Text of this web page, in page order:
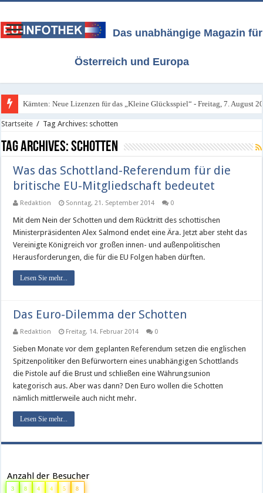
Das unabhängige Magazin für
Österreich und Europa
Kärnten: Neue Lizenzen für das „Kleine Glücksspiel“ - Freitag, 7. August
Startseite / Tag Archives: schotten
Tag Archives:schotten
Was das Schottland-Referendum für die
britische EU-Mitgliedschaft bedeutet
Redaktion Sonntag, 21. September 2014 0
Mit dem Nein der Schotten und dem Rücktritt des schottischen
Ministerpräsidenten Alex Salmond endet eine Ära. Jetzt aber steht das
Vereinigte Königreich vor großen innen- und außenpolitischen
Herausforderungen, die für die EU Folgen haben dürften.
Lesen Sie mehr...
Das Euro-Dilemma der Schotten
Redaktion Freitag, 14. Februar 2014 0
Sieben Monate vor dem geplanten Referendum setzen die englischen
Spitzenpolitiker den Befürwortern eines unabhängigen Schottlands
die Pistole auf die Brust und schließen eine Währungsunion
kategorisch aus. Aber was dann? Den Euro wollen die Schotten
nämlich mittlerweile auch nicht mehr.
Lesen Sie mehr...
Anzahl der Besucher
3 8 4 4 5 8